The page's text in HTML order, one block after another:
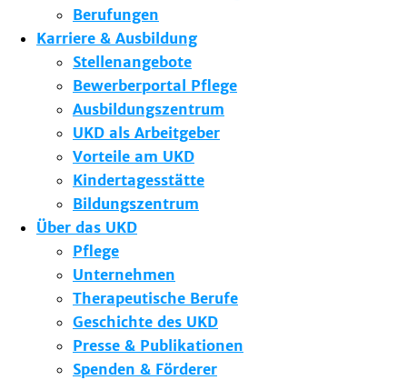
Berufungen
Karriere & Ausbildung
Stellenangebote
Bewerberportal Pflege
Ausbildungszentrum
UKD als Arbeitgeber
Vorteile am UKD
Kindertagesstätte
Bildungszentrum
Über das UKD
Pflege
Unternehmen
Therapeutische Berufe
Geschichte des UKD
Presse & Publikationen
Spenden & Förderer